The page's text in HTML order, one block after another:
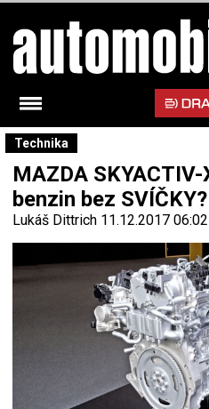
Technika
MAZDA
benzin bez SVÍČKY?
Lukáš Dittrich 11.12.2017 06:02